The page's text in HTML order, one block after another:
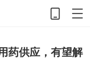
药供应，有望解